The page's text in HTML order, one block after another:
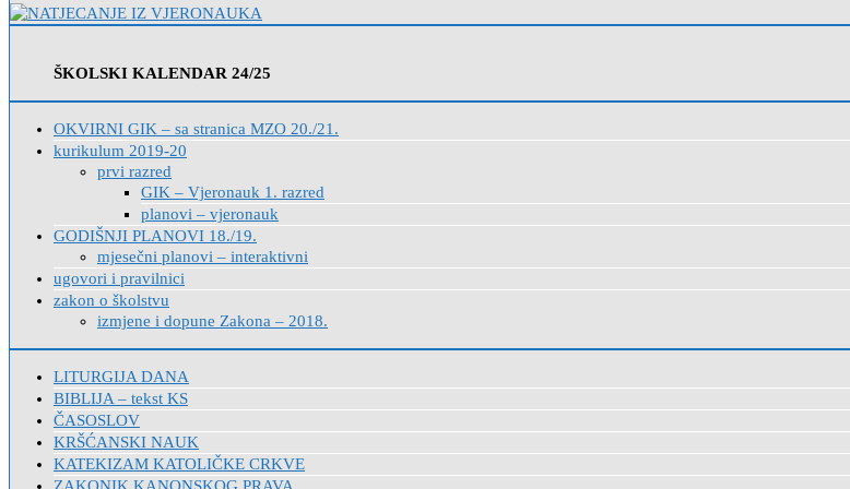
ŠKOLSKI KALENDAR 24/25
OKVIRNI GIK – sa stranica MZO 20./21.
kurikulum 2019-20
prvi razred
GIK – Vjeronauk 1. razred
planovi – vjeronauk
GODIŠNJI PLANOVI 18./19.
mjesečni planovi – interaktivni
ugovori i pravilnici
zakon o školstvu
izmjene i dopune Zakona – 2018.
LITURGIJA DANA
BIBLIJA – tekst KS
ČASOSLOV
KRŠĆANSKI NAUK
KATEKIZAM KATOLIČKE CRKVE